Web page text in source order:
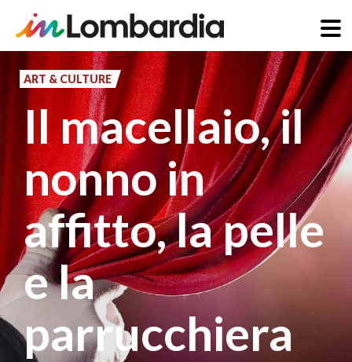
content
ART & CULTURE
Il macellaio, il
nonno in
affitto, la pelle
e la
parrucchiera